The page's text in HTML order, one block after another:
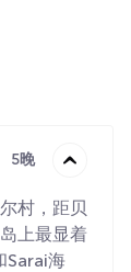
5晚
村，距贝
上最显着
Sarai海